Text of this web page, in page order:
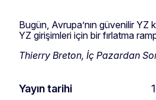
Bugün, Avrupa’nın güvenilir
YZ girişimleri için bir fırlatma
Thierry Breton, İç Pazardan
Yayın tarihi